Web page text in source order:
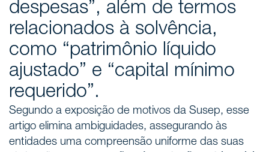
despesas”, além de termos
relacionados à solvência,
como “patrimônio líquido
ajustado” e “capital mínimo
requerido”.
Segundo a exposição de motivos da Susep, esse
artigo elimina ambiguidades, assegurando às
entidades uma compreensão uniforme das suas